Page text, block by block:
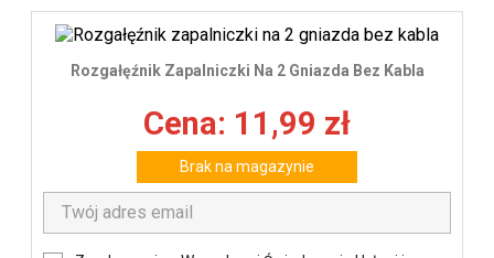
Rozgałęźnik Zapalniczki Na 2 Gniazda Bez Kabla
Cena: 11,99 zł
Brak na magazynie